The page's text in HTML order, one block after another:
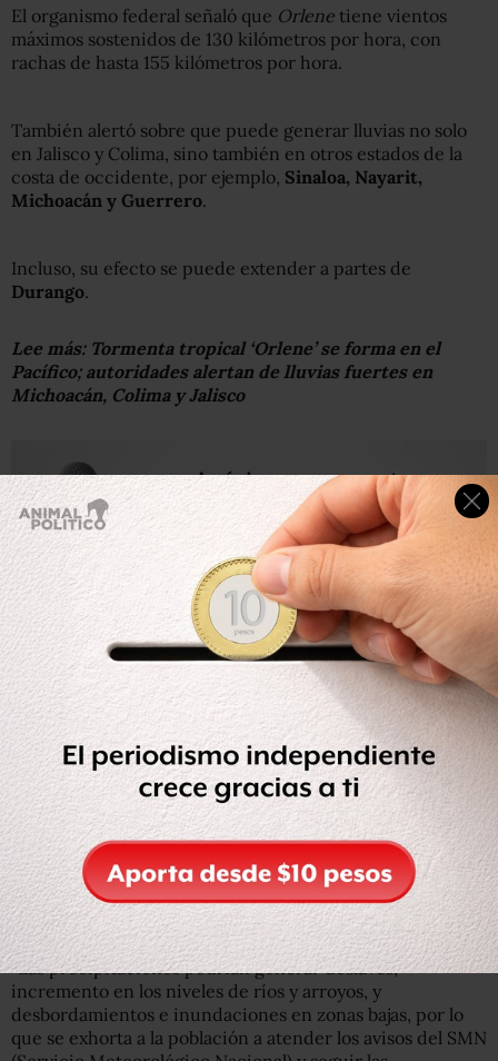
El organismo federal señaló que Orlene tiene vientos
máximos sostenidos de 130 kilómetros por hora, con
rachas de hasta 155 kilómetros por hora.
También alertó sobre que puede generar lluvias no solo
en Jalisco y Colima, sino también en otros estados de la
costa de occidente, por ejemplo, Sinaloa, Nayarit,
Michoacán y Guerrero.
Incluso, su efecto se puede extender a partes de
Durango.
Lee más: Tormenta tropical ‘Orlene’ se forma en el
Pacífico; autoridades alertan de lluvias fuertes en
Michoacán, Colima y Jalisco
Las autoridades federales informaron que se mantienen
en coordinación con el Centro Nacional de Huracanes de
Estados Unidos para vigilar el paso de Orlene.
También llamaron a la ciudadanía a tomar las
precauciones correspondientes.
“Las precipitaciones podrían generar deslaves,
incremento en los niveles de ríos y arroyos, y
desbordamientos e inundaciones en zonas bajas, por lo
que se exhorta a la población a atender los avisos del SMN